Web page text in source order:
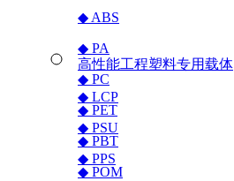
◆ ABS
◆ PA
◆ PC
◆ PET
◆ PBT
◆ POM
高性能工程塑料专用载体
◆ LCP
◆ PSU
◆ PPS